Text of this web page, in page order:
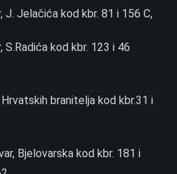
J. Jelačića kod kbr. 81 i 156 C,
kod kbr. 123 i 46
branitelja kod kbr.31 i
Bjelovarska kod kbr. 181 i